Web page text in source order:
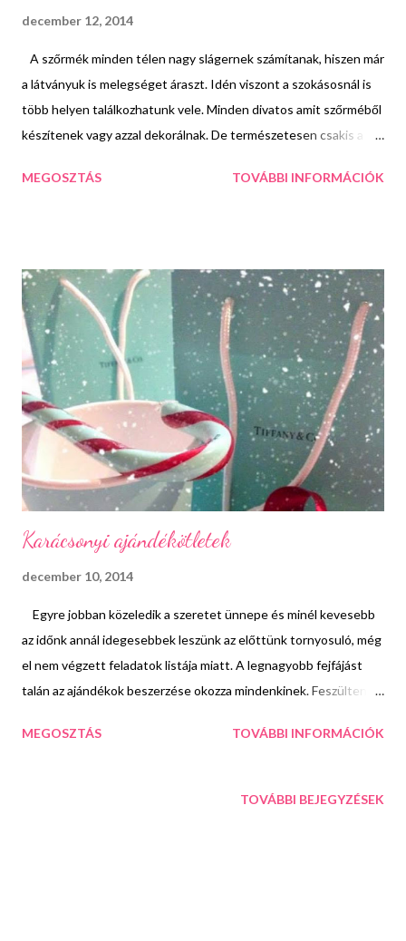
december 12, 2014
A szőrmék minden télen nagy slágernek számítanak, hiszen már
a látványuk is melegséget áraszt. Idén viszont a szokásosnál is
több helyen találkozhatunk vele. Minden divatos amit szőrméből
készítenek vagy azzal dekorálnak. De természetesen csakis a mű
kisállat szenvedjen a divatmániájáért.... A műszőrme bundák
hódítanak még a bundás kapucnis, galléros vagy kézelős darabok
és a megunhatatlan mellények is. kép
forrása: https://www.facebook.com/pages/Just-for-
girls/149976588452274?fref=ts A pulóvereket is előszeretettel
dobják fel itt ott egy kis prémmel. Ezen kívül táskák, kesztyűk és
fülmelegítők is elárasztják a boltok polcait. Aki a fülmelegítőnél
valami még melegebbre ...
MEGOSZTÁS TOVÁBBI INFORMÁCIÓK
Karácsonyi ajándékötletek
december 10, 2014
Egyre jobban közeledik a szeretet ünnepe és minél kevesebb
az időnk annál idegesebbek leszünk az előttünk tornyosuló, még
el nem végzett feladatok listája miatt. A legnagyobb fejfájást
talán az ajándékok beszerzése okozza mindenkinek. Feszülten
percben, pánikból megvegyünk valami olyat, amire az illetőnek
akar lenni, az már október környékén elkezdi figyelni a kínálatot,
MEGOSZTÁS TOVÁBBI INFORMÁCIÓK
TOVÁBBI BEJEGYZÉSEK